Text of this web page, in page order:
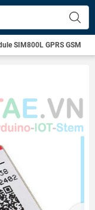
SIM800L GPRS GSM